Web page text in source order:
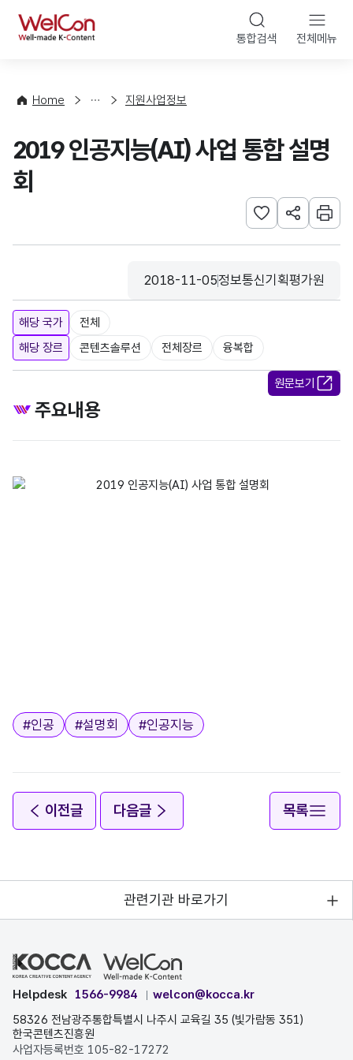
WelCon 통합검색 전체메뉴
Home
사
청
지원사업정보
2019 인공지능(AI) 사업 통합 설명
회
관심사 등록하기
URL 공유하
인쇄
등록일
2018-11-05
수집기관
정보통신기획평가원
해당 국가
전체
해당 장르
콘텐츠솔루션 전체장르 융복합
원문보기
주요내용
태그
#인공 #설명회 #인공지능
이전글 다음글 목록
관련기관 바로가기
Helpdesk 1566-9984
welcon@kocca.kr
58326 전남광주통합특별시 나주시 교육길 35 (빛가람동 351)
한국콘텐츠진흥원
사업자등록번호 105-82-17272